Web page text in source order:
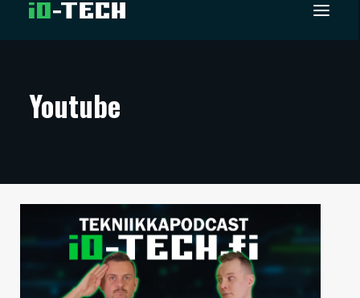
ARTIKKELIT
TECHBBS
KAUPPA
Youtube